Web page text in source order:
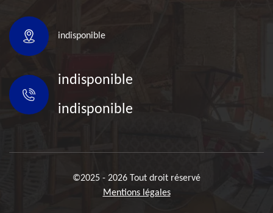
indisponible
indisponible
indisponible
©2025 - 2026 Tout droit réservé
Mentions légales